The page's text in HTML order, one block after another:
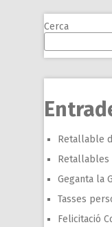
Cerca
Retallable
Retallables
Geganta la
Tasses
Felicitació